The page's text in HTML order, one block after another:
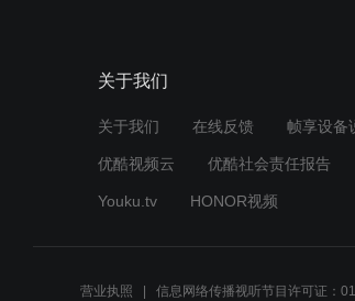
关于我们
关于我们 在线反馈 帧享设备
优酷视频云 优酷社会责任报告
Youku.tv HONOR视频
营业执照 信息网络传播视听节目许可证：